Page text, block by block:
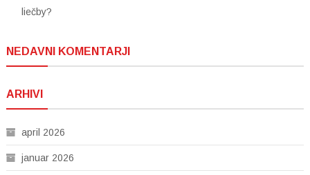
liečby?
NEDAVNI KOMENTARJI
ARHIVI
april 2026
januar 2026